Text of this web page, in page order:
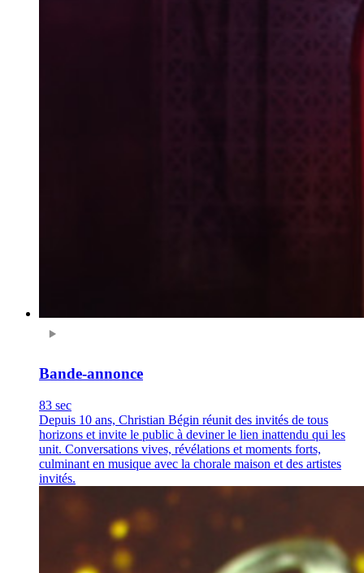
Bande-annonce
83 sec
Depuis 10 ans, Christian Bégin réunit des invités de tous
horizons et invite le public à deviner le lien inattendu qui les
unit. Conversations vives, révélations et moments forts,
culminant en musique avec la chorale maison et des artistes
invités.